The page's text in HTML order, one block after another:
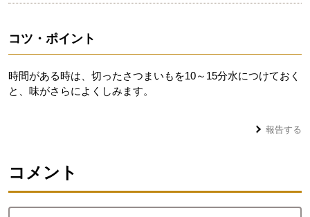
コツ・ポイント
時間がある時は、切ったさつまいもを10～15分水につけておく
と、味がさらによくしみます。
報告する
コメント